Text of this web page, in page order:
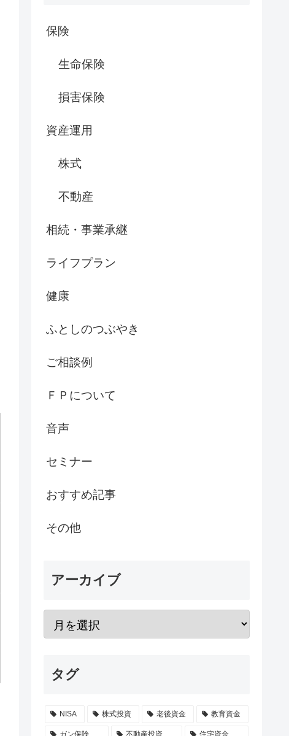
保険
生命保険
損害保険
資産運用
株式
不動産
相続・事業承継
ライフプラン
健康
ふとしのつぶやき
ご相談例
ＦＰについて
音声
セミナー
おすすめ記事
その他
アーカイブ
タグ
NISA 株式投資 老後資金 教育資金
ガン保険 不動産投資 住宅資金